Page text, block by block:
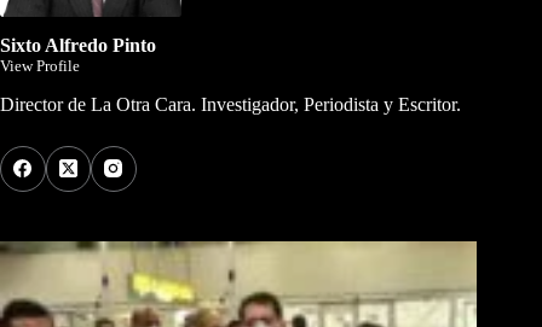
Sixto Alfredo Pinto
View Profile
Director de La Otra Cara. Investigador, Periodista y Escritor.